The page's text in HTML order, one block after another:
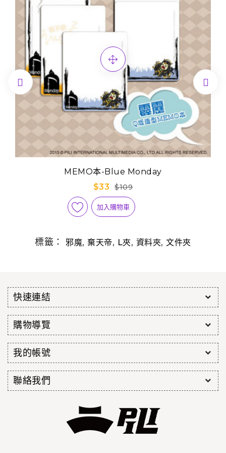
MEMO本-Blue Monday
$33
$109
加入購物車
 
標籤：邪魔,棄天帝, L夾, 資料夾,文件夾
快速連結
購物導覽
我的帳號
聯絡我們